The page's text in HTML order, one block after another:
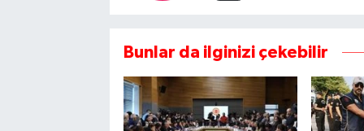
Bunlar da ilginizi çekebilir